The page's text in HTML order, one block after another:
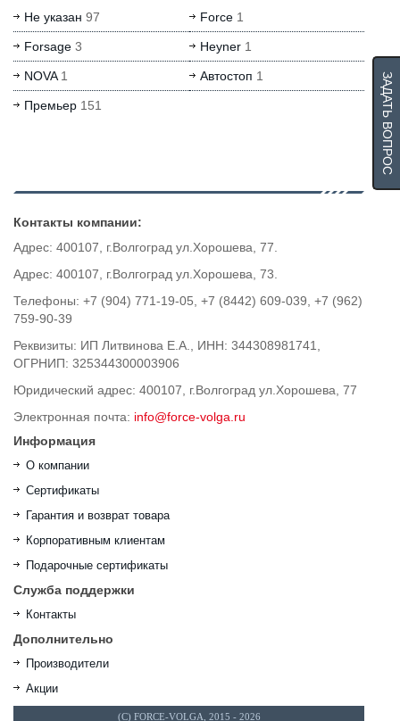
Не указан 97 Force1
Forsage 3 Heyner1
NOVA1 Автостоп 1
Премьер 151
Контакты компании:
Адрес: 400107, г.Волгоград ул.Хорошева, 77.
Адрес: 400107, г.Волгоград ул.Хорошева, 73.
Телефоны: +7 (904) 771-19-05, +7 (8442) 609-039, +7 (962)
759-90-39
Реквизиты: ИП Литвинова Е.А., ИНН: 344308981741,
ОГРНИП: 325344300003906
Юридический адрес: 400107, г.Волгоград ул.Хорошева, 77
Электронная почта: info@force-volga.ru
Информация
О компании
Сертификаты
Гарантия и возврат товара
Корпоративным клиентам
Подарочные сертификаты
Служба поддержки
Контакты
Дополнительно
Производители
Акции
(C) FORCE-VOLGA, 2015 - 2026
ЗАДАТЬ ВОПРОС